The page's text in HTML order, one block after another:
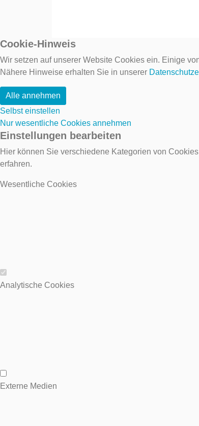
Cookie-Hinweis
Wir setzen auf unserer Website Cookies ein. Einige
Nähere Hinweise erhalten Sie in unserer
Alle annehmen
Selbst einstellen
Nur wesentliche Cookies annehmen
Einstellungen bearbeiten
Hier können Sie verschiedene Kategorien von
erfahren.
Wesentliche Cookies
Wesentliche Cookies
Analytische Cookies
Analytische Cookies
Externe Medien